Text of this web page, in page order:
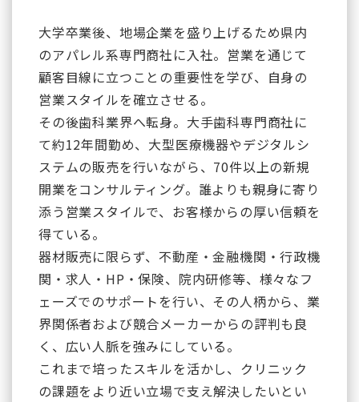
大学卒業後、地場企業を盛り上げるため県内
のアパレル系専門商社に入社。営業を通じて
顧客目線に立つことの重要性を学び、自身の
営業スタイルを確立させる。
その後歯科業界へ転身。大手歯科専門商社に
て約12年間勤め、大型医療機器やデジタルシ
ステムの販売を行いながら、70件以上の新規
開業をコンサルティング。誰よりも親身に寄り
添う営業スタイルで、お客様からの厚い信頼を
得ている。
器材販売に限らず、不動産・金融機関・行政機
関・求人・HP・保険、院内研修等、様々なフ
ェーズでのサポートを行い、その人柄から、業
界関係者および競合メーカーからの評判も良
く、広い人脈を強みにしている。
これまで培ったスキルを活かし、クリニック
の課題をより近い立場で支え解決したいとい